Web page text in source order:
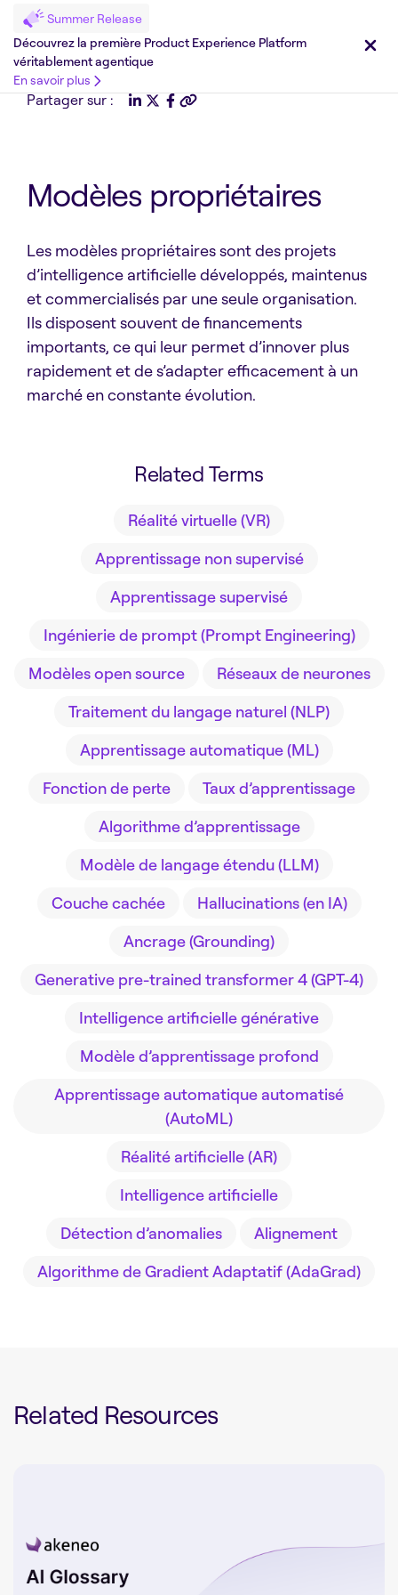
Summer Release
Découvrez la première Product Experience Platform
véritablement agentique
En savoir plus
Partager sur :
Modèles propriétaires
Les modèles propriétaires sont des projets
d’intelligence artificielle développés, maintenus
et commercialisés par une seule organisation.
Ils disposent souvent de financements
importants, ce qui leur permet d’innover plus
rapidement et de s’adapter efficacement à un
marché en constante évolution.
Related Terms
Réalité virtuelle (VR)
Apprentissage non supervisé
Apprentissage supervisé
Ingénierie de prompt (Prompt Engineering)
Modèles open source
Réseaux de neurones
Traitement du langage naturel (NLP)
Apprentissage automatique (ML)
Fonction de perte
Taux d’apprentissage
Algorithme d’apprentissage
Modèle de langage étendu (LLM)
Couche cachée
Hallucinations (en IA)
Ancrage (Grounding)
Generative pre-trained transformer 4 (GPT-4)
Intelligence artificielle générative
Modèle d’apprentissage profond
Apprentissage automatique automatisé
(AutoML)
Réalité artificielle (AR)
Intelligence artificielle
Détection d’anomalies
Alignement
Algorithme de Gradient Adaptatif (AdaGrad)
Related Resources